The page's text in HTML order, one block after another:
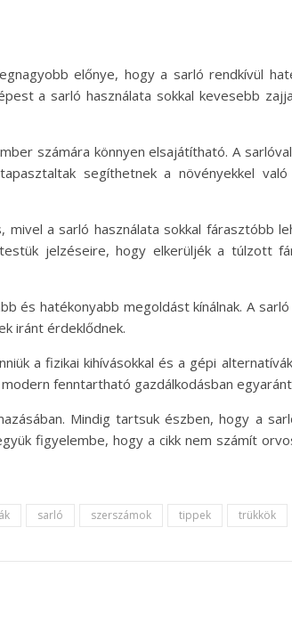
előnye, hogy a sarló rendkívül
a sarló használata sokkal kevesebb
számára könnyen elsajátítható. A
segíthetnek a növényekkel
mivel a sarló használata sokkal fárasztóbb
jelzéseire, hogy elkerüljék a túlzott
és hatékonyabb megoldást kínálnak. A
iránt érdeklődnek.
a fizikai kihívásokkal és a gépi
fenntartható gazdálkodásban
Mindig tartsuk észben, hogy a
figyelembe, hogy a cikk nem számít
sarló szerszámok tippek trükkök